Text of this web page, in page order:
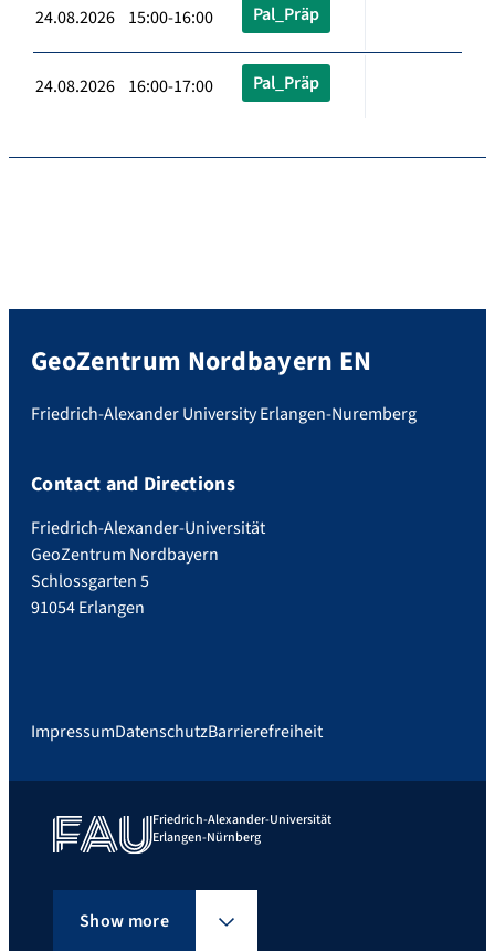
24.08.2026 15:00-16:00 Pal_Präp
24.08.2026 16:00-17:00 Pal_Präp
GeoZentrum Nordbayern EN
Friedrich-Alexander University Erlangen-Nuremberg
Contact and Directions
Friedrich-Alexander-Universität
GeoZentrum Nordbayern
Schlossgarten 5
91054 Erlangen
ImpressumDatenschutzBarrierefreiheit
Friedrich-Alexander-Universität
Erlangen-Nürnberg
Show more